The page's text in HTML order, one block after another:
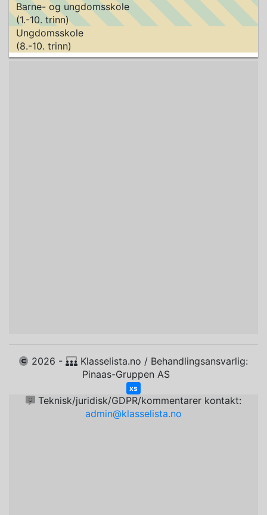
Barne- og ungdomsskole
(1.-10. trinn)
Ungdomsskole
(8.-10. trinn)
2026 -
Klasselista.no / Behandlingsansvarlig:
Pinaas-Gruppen AS
xs
Teknisk/juridisk/GDPR/kommentarer kontakt:
admin@klasselista.no